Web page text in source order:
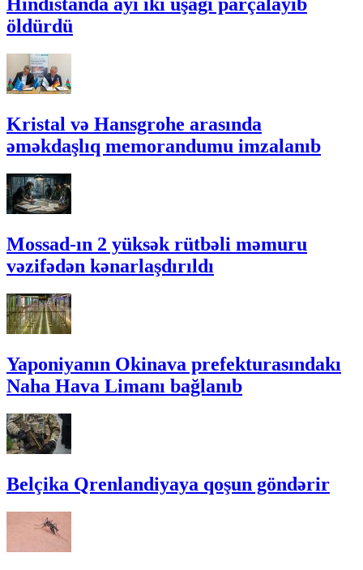
Hindistanda ayı iki uşağı parçalayıb
öldürdü
Kristal və Hansgrohe arasında
əməkdaşlıq memorandumu imzalanıb
Mossad-ın 2 yüksək rütbəli məmuru
vəzifədən kənarlaşdırıldı
Yaponiyanın Okinava prefekturasındakı
Naha Hava Limanı bağlanıb
Belçika Qrenlandiyaya qoşun göndərir